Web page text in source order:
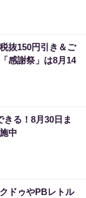
抜150円引き＆ご
感謝祭」は8月14
きる！8月30日ま
中
ドゥやPBレトル